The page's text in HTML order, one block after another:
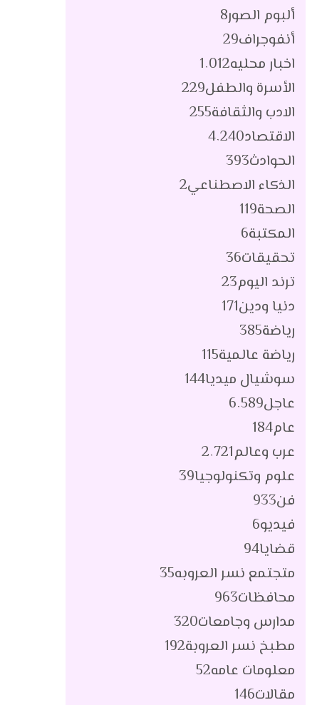
ألبوم الصور8
أنفوجراف29
اخبار محليه1٬012
الأسرة والطفل229
الادب والثقافة255
الاقتصاد4٬240
الحوادث393
الذكاء الاصطناعي2
الصحة119
المكتبة6
تحقيقات36
ترند اليوم23
دنيا ودين171
رياضة385
رياضة عالمية115
سوشيال ميديا144
عاجل6٬589
عام184
عرب وعالم2٬721
علوم وتكنولوجيا39
فن933
فيديو6
قضايا94
متجتمع نسر العروبه35
محافظات963
مدارس وجامعات320
مطبخ نسر العروبة192
معلومات عامه52
مقالات146